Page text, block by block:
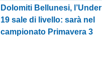
Dolomiti Bellunesi, l’Under
19 sale di livello: sarà nel
campionato Primavera 3